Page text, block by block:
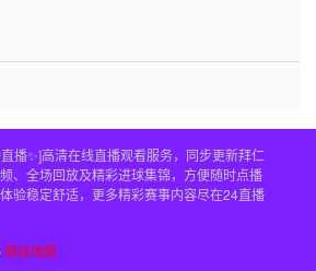
播✨]高清在线直播观看服务，同步更新拜仁
、全场回放及精彩进球集锦，方便随时点播
验稳定舒适，更多精彩赛事内容尽在24直播
网站地图